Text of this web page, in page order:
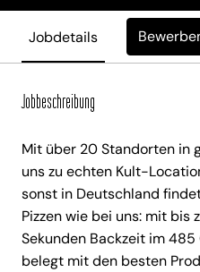
Jobdetails
Jobbeschreibung
Mit über 20 Standorten in
uns zu echten Kult-
sonst in Deutschland
Pizzen wie bei uns: mit bis
Sekunden Backzeit im
belegt mit den besten